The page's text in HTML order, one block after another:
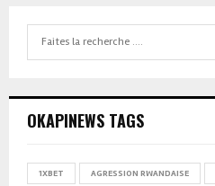
OKAPINEWS TAGS
1XBET AGRESSION RWANDAISE